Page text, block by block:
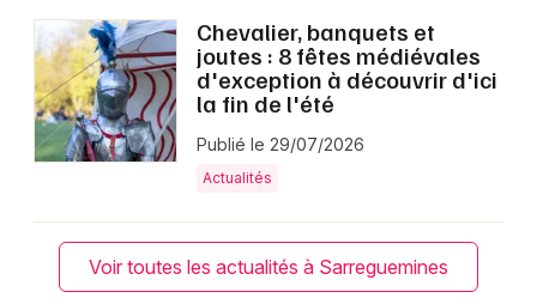
Chevalier, banquets et
joutes : 8 fêtes médiévales
d'exception à découvrir d'ici
la fin de l'été
Publié le 29/07/2026
Actualités
Voir toutes les actualités à Sarreguemines